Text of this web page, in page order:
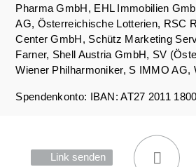
Pharma GmbH, EHL Immobilien
AG, Österreichische Lotterien, RSC
Center GmbH, Schütz Marketing
Farner, Shell Austria GmbH, SV
Wiener Philharmoniker, S IMMO AG,
Spendenkonto: IBAN: AT27 2011
Link senden